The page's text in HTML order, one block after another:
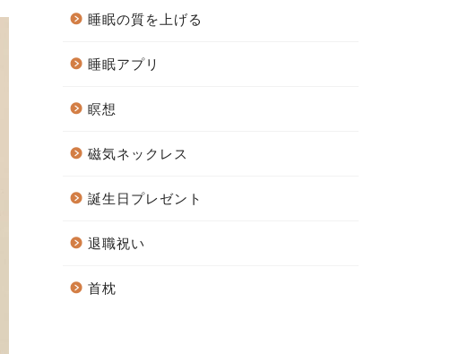
睡眠の質を上げる
睡眠アプリ
瞑想
磁気ネックレス
誕生日プレゼント
退職祝い
首枕